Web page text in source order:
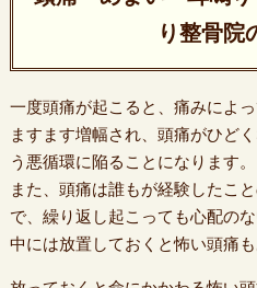
り整骨院
一度頭痛が起こると、痛みによ
ますます増幅され、頭痛がひど
う悪循環に陥ることになります。
また、頭痛は誰もが経験したこ
で、繰り返し起こっても心配の
中には放置しておくと怖い頭痛も